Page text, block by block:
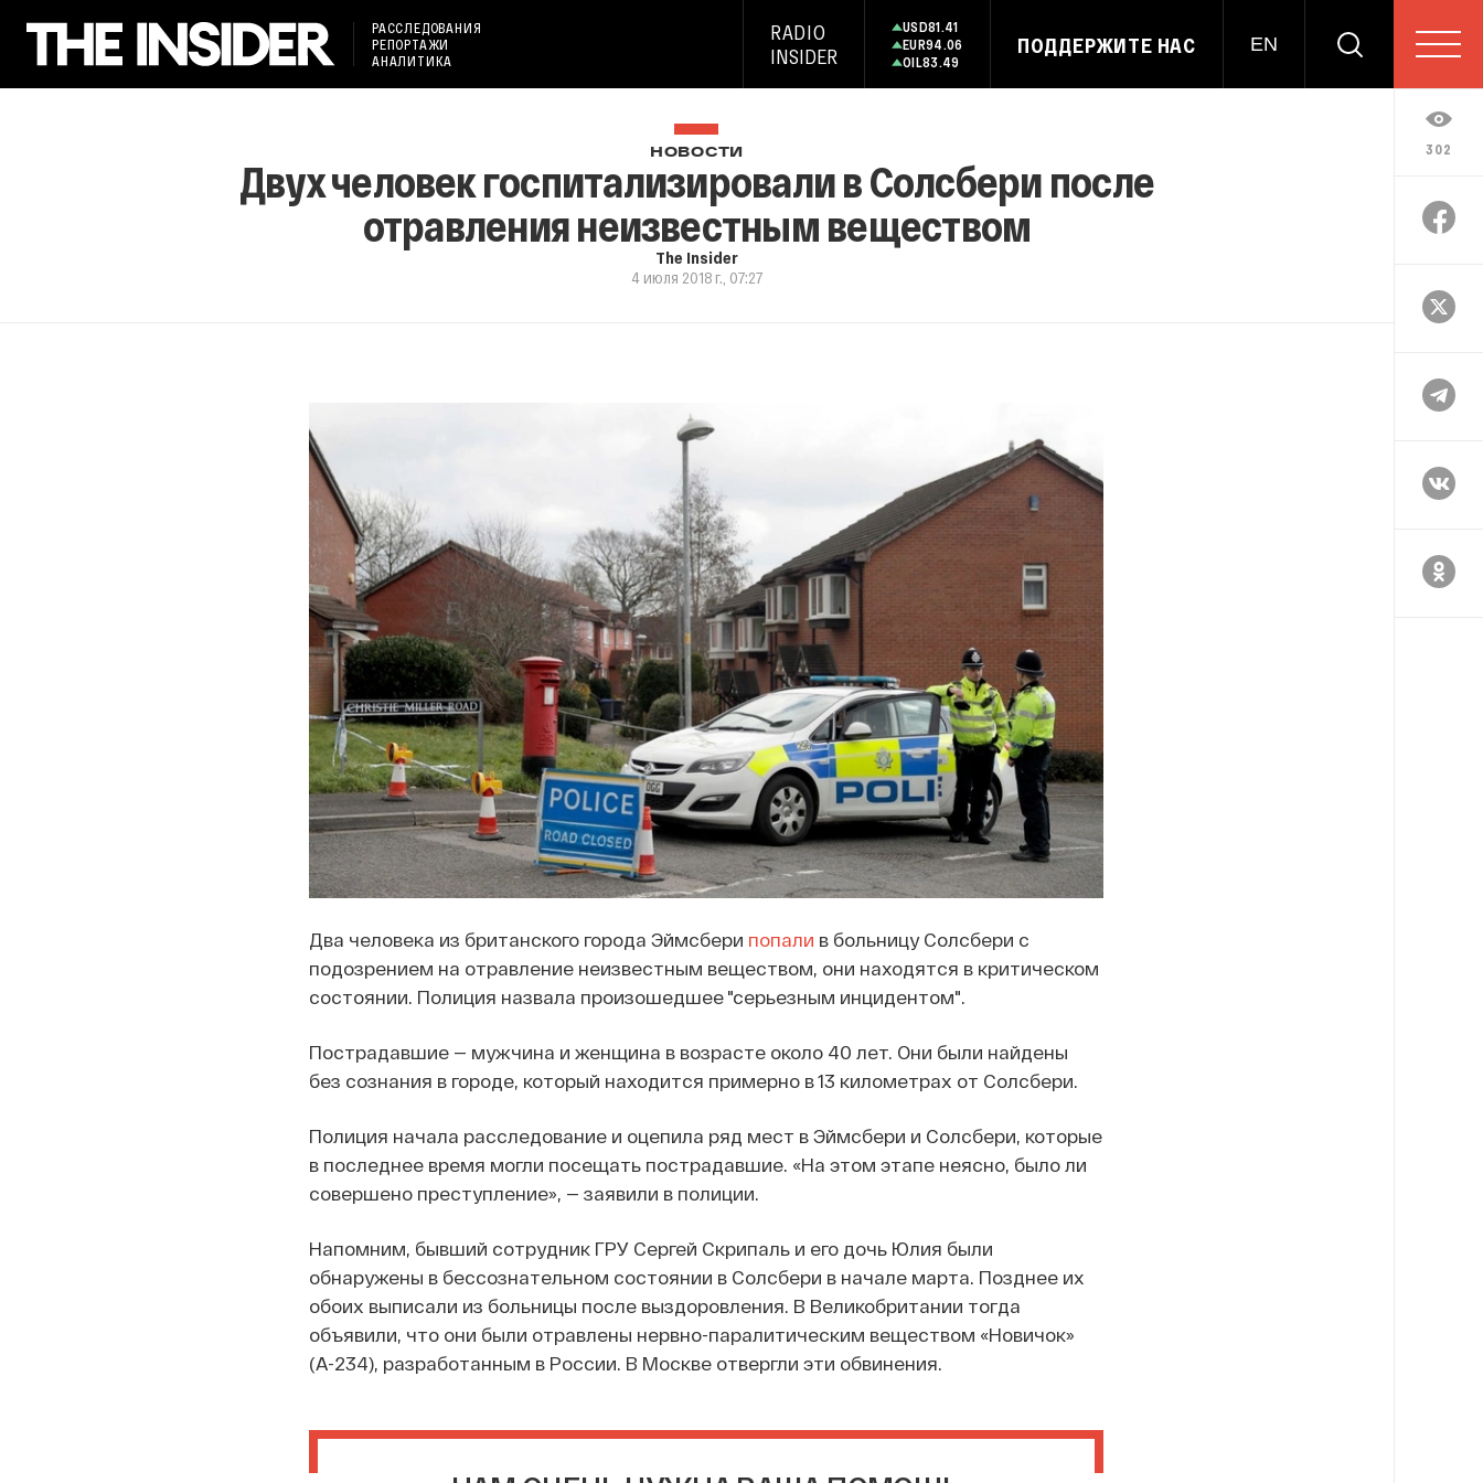
РАССЛЕДОВАНИЯ
РЕПОРТАЖИ
АНАЛИТИКА
RADIO
INSIDER
USD81.41
EUR94.06
OIL83.49
ПОДДЕРЖИТЕ НАС EN
302
НОВОСТИ
Двух человек госпитализировали в Солсбери после
отравления неизвестным веществом
The Insider
4 июля 2018 г., 07:27
Два человека из британского города Эймсбери попали в больницу Солсбери с
подозрением на отравление неизвестным веществом, они находятся в критическом
состоянии. Полиция назвала произошедшее "серьезным инцидентом".
Пострадавшие — мужчина и женщина в возрасте около 40 лет. Они были найдены
без сознания в городе, который находится примерно в 13 километрах от Солсбери.
Полиция начала расследование и оцепила ряд мест в Эймсбери и Солсбери, которые
в последнее время могли посещать пострадавшие. «На этом этапе неясно, было ли
совершено преступление», — заявили в полиции.
Напомним, бывший сотрудник ГРУ Сергей Скрипаль и его дочь Юлия были
обнаружены в бессознательном состоянии в Солсбери в начале марта. Позднее их
обоих выписали из больницы после выздоровления. В Великобритании тогда
объявили, что они были отравлены нервно-паралитическим веществом «Новичок»
(А-234), разработанным в России. В Москве отвергли эти обвинения.